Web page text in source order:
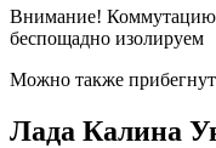
Внимание! Коммутацию
беспощадно изолируем
Можно также
Лада Калина